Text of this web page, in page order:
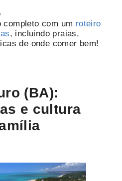
completo com um roteiro
, incluindo praias,
de onde comer bem!
(BA):
e cultura